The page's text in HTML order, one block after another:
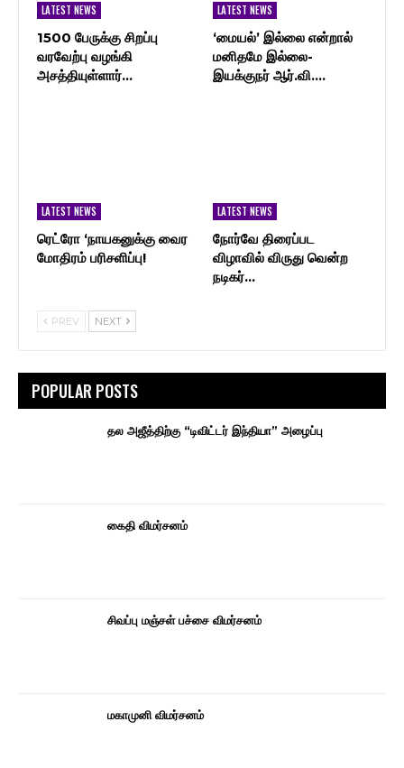
LATEST NEWS
1500 பேருக்கு சிறப்பு
வரவேற்பு வழங்கி
அசத்தியுள்ளார்…
LATEST NEWS
‘மையல்’ இல்லை என்றால்
மனிதமே இல்லை-
இயக்குநர் ஆர்.வி.…
LATEST NEWS
ரெட்ரோ ‘நாயகனுக்கு வைர
மோதிரம் பரிசளிப்பு!
LATEST NEWS
நோர்வே திரைப்பட
விழாவில் விருது வென்ற
நடிகர்…
PREV NEXT
POPULAR POSTS
தல அஜீத்திற்கு “டிவிட்டர் இந்தியா” அழைப்பு
கைதி விமர்சனம்
சிவப்பு மஞ்சள் பச்சை விமர்சனம்
மகாமுனி விமர்சனம்